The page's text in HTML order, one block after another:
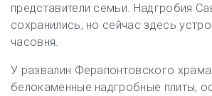
представители семьи. Надгробия
сохранились, но сейчас здесь
часовня.
У развалин Ферапонтовского
белокаменные надгробные плиты,